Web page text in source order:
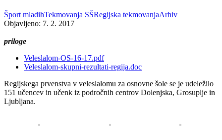
Šport mladihTekmovanja SŠRegijska tekmovanjaArhiv
Objavljeno: 7. 2. 2017
priloge
Veleslalom-OS-16-17.pdf
Veleslalom-skupni-rezultati-regija.doc
Regijskega prvenstva v veleslalomu za osnovne šole se je udeležilo
151 učencev in učenk iz področnih centrov Dolenjska, Grosuplje in
Ljubljana.